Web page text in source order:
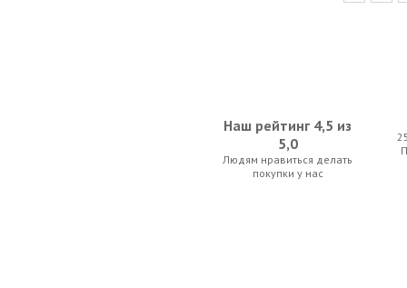
Наш рейтинг 4,5 из
5,0
Людям нравиться делать
покупки у нас